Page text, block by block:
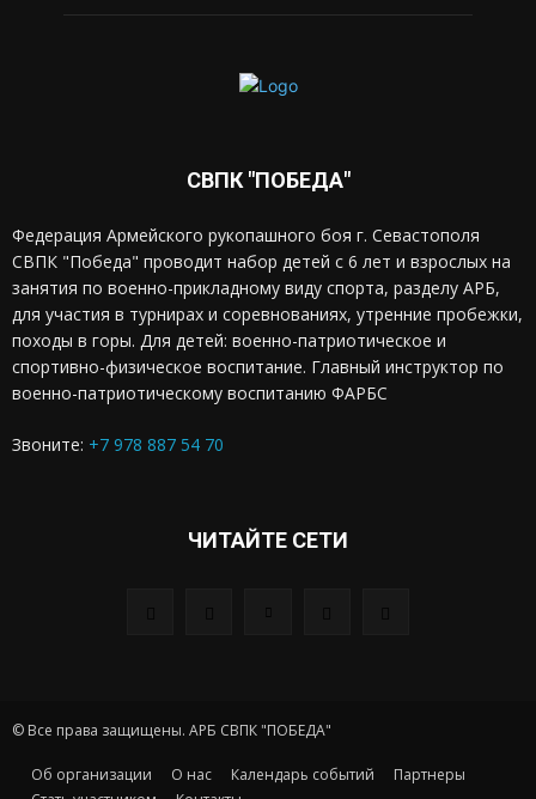
СВПК "ПОБЕДА"
Федерация Армейского рукопашного боя г. Севастополя
СВПК "Победа" проводит набор детей с 6 лет и взрослых на
занятия по военно-прикладному виду спорта, разделу АРБ,
для участия в турнирах и соревнованиях, утренние пробежки,
походы в горы. Для детей: военно-патриотическое и
спортивно-физическое воспитание. Главный инструктор по
военно-патриотическому воспитанию ФАРБС
Звоните: +7 978 887 54 70
ЧИТАЙТЕ СЕТИ
© Все права защищены. АРБ СВПК "ПОБЕДА"
Об организации О нас Календарь событий
Партнеры